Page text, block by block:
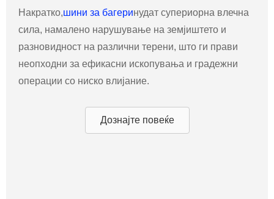
Накратко,шини за багеринудат супериорна влечна
сила, намалено нарушување на земјиштето и
разновидност на различни терени, што ги прави
неопходни за ефикасни ископувања и градежни
операции со ниско влијание.
Дознајте повеќе